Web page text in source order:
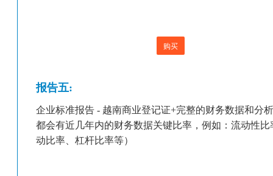
购买
报告五:
企业标准报告 - 越南商业登记证+完整的财务数据和分
都会有近几年内的财务数据关键比率，例如：流动性比
动比率、杠杆比率等）